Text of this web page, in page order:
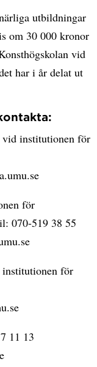
utbildningar
om 30 000 kronor
vid
har i år delat ut
institutionen för
för
070-519 38 55
för
11 13